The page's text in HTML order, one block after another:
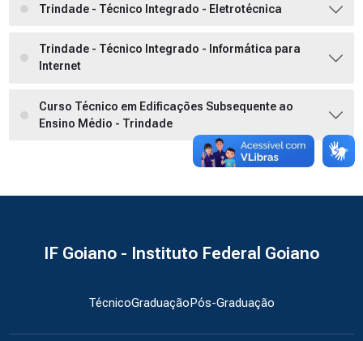
Trindade - Técnico Integrado - Eletrotécnica
Trindade - Técnico Integrado - Informática para
Internet
Curso Técnico em Edificações Subsequente ao
Ensino Médio - Trindade
IF Goiano - Instituto Federal Goiano
TécnicoGraduaçãoPós-Graduação